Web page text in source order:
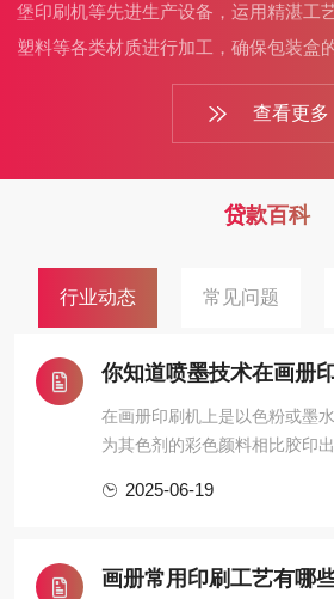
堡印刷机等先进生产设备，运用精湛工
塑料等各类材质进行加工，确保包装盒
质量检测流程，从原材料采购到成品出
的包装盒质量可靠。而且，厂家可根
查看更多
贷款百科
行业动态 常见问题
在画册印刷机上是以色粉或墨
为其色剂的彩色颜料相比胶印
厚的色域再加上优秀的色彩治
模拟在高速轮转印刷机下 ...
2025-06-19
画册常用印刷工艺有哪